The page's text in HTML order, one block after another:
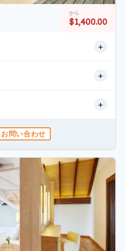
から
$1,400.00
+
+
+
問い合わせ